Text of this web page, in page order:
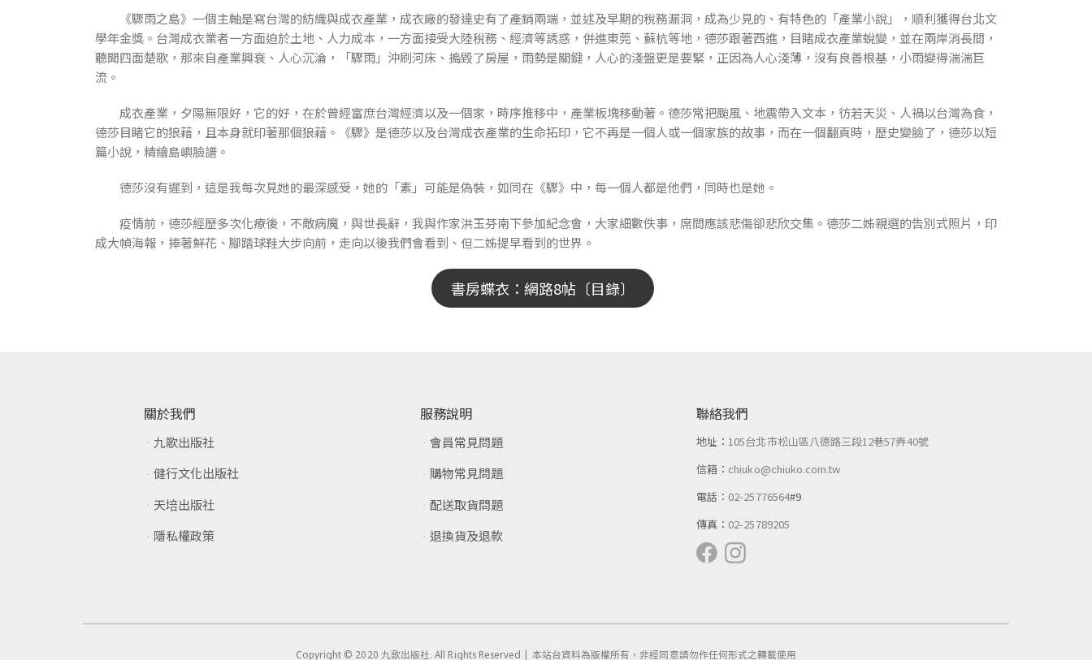
《驟雨之島》一個主軸是寫台灣的紡織與成衣產業，成衣廠的發達史有了產銷兩端，並述及早期的稅務漏洞，成為少見的、有特色的「產業小說」，順利獲得台北文
學年金獎。台灣成衣業者一方面迫於土地、人力成本，一方面接受大陸稅務、經濟等誘惑，併進東莞、蘇杭等地，德莎跟著西進，目睹成衣產業蛻變，並在兩岸消長間，
聽聞四面楚歌，那來自產業興衰、人心沉淪，「驟雨」沖刷河床、搗毀了房屋，雨勢是關鍵，人心的淺盤更是要緊，正因為人心淺薄，沒有良善根基，小雨變得湍湍巨
流。
成衣產業，夕陽無限好，它的好，在於曾經富庶台灣經濟以及一個家，時序推移中，產業板塊移動著。德莎常把颱風、地震帶入文本，彷若天災、人禍以台灣為食，
德莎目睹它的狼藉，且本身就印著那個狼藉。《驟》是德莎以及台灣成衣產業的生命拓印，它不再是一個人或一個家族的故事，而在一個翻頁時，歷史變臉了，德莎以短
篇小說，精繪島嶼臉譜。
德莎沒有遲到，這是我每次見她的最深感受，她的「素」可能是偽裝，如同在《驟》中，每一個人都是他們，同時也是她。
疫情前，德莎經歷多次化療後，不敵病魔，與世長辭，我與作家洪玉芬南下參加紀念會，大家細數佚事，席間應該悲傷卻悲欣交集。德莎二姊親選的告別式照片，印
成大幀海報，捧著鮮花、腳踏球鞋大步向前，走向以後我們會看到、但二姊提早看到的世界。
書房蝶衣：網路8帖〔目錄〕
關於我們
九歌出版社
健行文化出版社
天培出版社
隱私權政策
服務說明
會員常見問題
購物常見問題
配送取貨問題
退換貨及退款
聯絡我們
地址： 105台北市松山區八德路三段12巷57弄40號
信箱： chiuko@chiuko.com.tw
電話： 02-25776564#9
傳真： 02-25789205
Copyright © 2020 九歌出版社. All Rights Reserved | 本站台資料為版權所有，非經同意請勿作任何形式之轉載使用